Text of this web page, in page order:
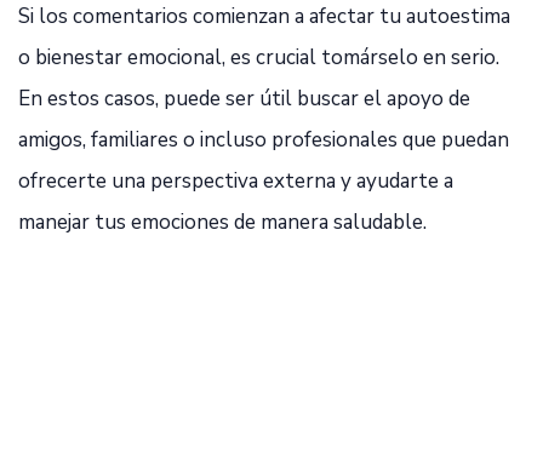
Si los comentarios comienzan a afectar tu autoestima
o bienestar emocional, es crucial tomárselo en serio.
En estos casos, puede ser útil buscar el apoyo de
amigos, familiares o incluso profesionales que puedan
ofrecerte una perspectiva externa y ayudarte a
manejar tus emociones de manera saludable.